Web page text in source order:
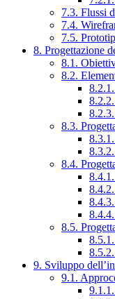
7.3. Flussi
7.4.
7.5.
8. Progettazione
8.1.
8.2.
8.3.
8.4.
8.5.
9. Sviluppo
9.1.